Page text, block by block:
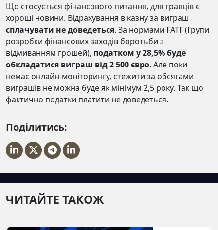
Що стосується фінансового питання, для гравців є
хороші новини. Відрахування в казну за виграш
сплачувати не доведеться. За нормами FATF (Групи
розробки фінансових заходів боротьби з
відмиванням грошей), податком у 28,5% буде
обкладатися виграш від 2 500 євро. Але поки
немає онлайн-моніторингу, стежити за обсягами
виграшів не можна буде як мінімум 2,5 року. Так що
фактично податки платити не доведеться.
Поділитись:
ЧИТАЙТЕ ТАКОЖ